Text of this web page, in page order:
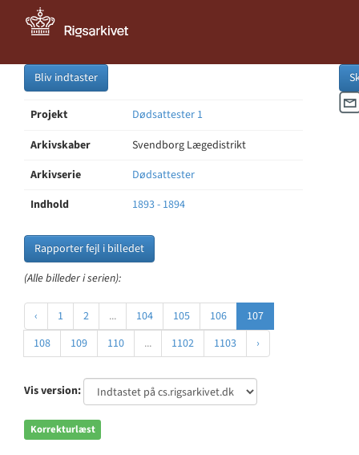
Bliv indtaster
Projekt
Dødsattester 1
Arkivskaber
Svendborg Lægedistrikt
Arkivserie
Dødsattester
Indhold
1893 - 1894
Rapporter fejl i billedet
(Alle billeder i serien):
‹ 1 2 ... 104 105 106
107
108
109 110 ... 1102 1103 ›
Vis version:
Korrekturlæst